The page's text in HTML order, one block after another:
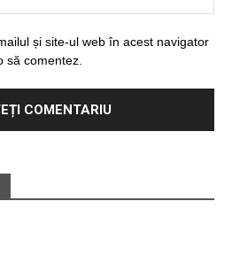
și site-ul web în acest navigator
să comentez.